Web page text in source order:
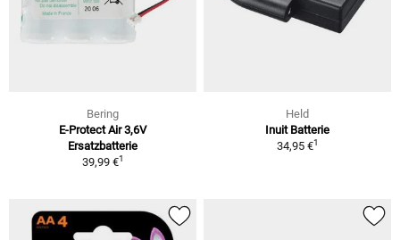
Bering
E-Protect Air 3,6V
Ersatzbatterie
39,99 €1
Held
Inuit Batterie
34,95 €1